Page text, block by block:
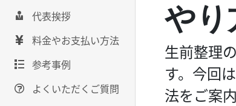
代表挨拶
料金やお支払い方法
参考事例
よくいただくご質問
やり
生前整理
す。今回
法をご案